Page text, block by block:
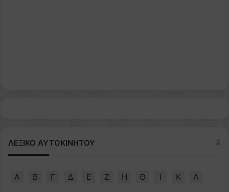
ΛΕΞΙΚΟ ΑΥΤΟΚΙΝΗΤΟΥ
Α Β Γ Δ Ε Ζ Η Θ Ι Κ Λ